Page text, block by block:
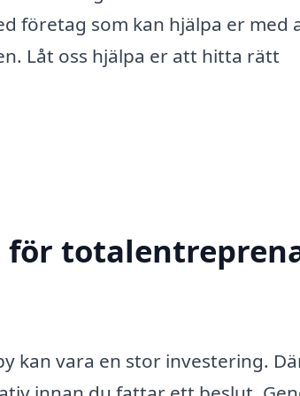
företag som kan hjälpa er med
Låt oss hjälpa er att hitta rätt
kan vara en stor investering.